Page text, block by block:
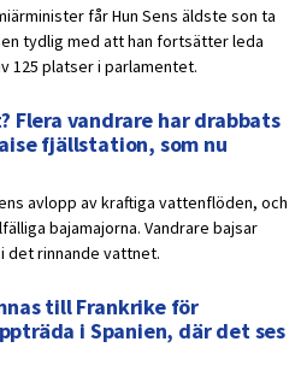
får Hun Sens äldste son ta
tydlig med att han fortsätter leda
125 platser i parlamentet.
Flera vandrare har drabbats
fjällstation, som nu
avlopp av kraftiga vattenflöden, och
bajamajorna. Vandrare bajsar
det rinnande vattnet.
till Frankrike för
i Spanien, där det ses